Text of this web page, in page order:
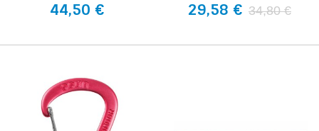
44,50 € 29,58 € 34,80 €